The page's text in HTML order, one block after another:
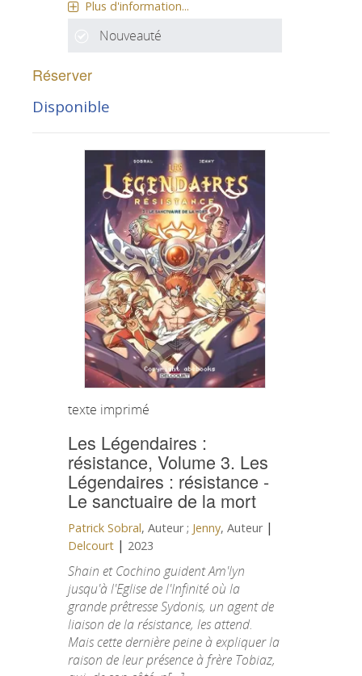
Plus d'information...
Nouveauté
Réserver
Disponible
texte imprimé
Les Légendaires :
résistance, Volume 3. Les
Légendaires : résistance -
Le sanctuaire de la mort
Patrick Sobral, Auteur ; Jenny, Auteur |
Delcourt | 2023
Shain et Cochino guident Am'lyn
jusqu'à l'Eglise de l'Infinité où la
grande prêtresse Sydonis, un agent de
liaison de la résistance, les attend.
Mais cette dernière peine à expliquer la
raison de leur présence à frère Tobiaz,